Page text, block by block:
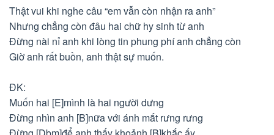
Thật vui khi nghe câu “em vẫn còn nhận ra anh”
Nhưng chẳng còn đâu hai chữ hy sinh từ anh
Đừng nài nỉ anh khi lòng tin phung phí anh chẳng còn
Giờ anh rất buồn, anh thật sự muốn.
ĐK:
Muốn hai [E]mình là hai người dưng
Đừng nhìn anh [B]nữa với ánh mắt rưng rưng